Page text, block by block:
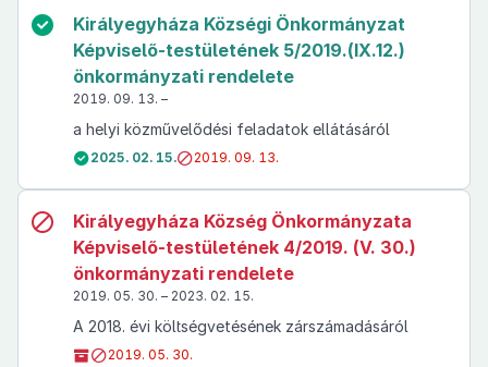
Királyegyháza Községi Önkormányzat
Képviselő-testületének 5/2019.(IX.12.)
önkormányzati rendelete
2019. 09. 13. –
a helyi közművelődési feladatok ellátásáról
2025. 02. 15. 2019. 09. 13.
Királyegyháza Község Önkormányzata
Képviselő-testületének 4/2019. (V. 30.)
önkormányzati rendelete
2019. 05. 30. – 2023. 02. 15.
A 2018. évi költségvetésének zárszámadásáról
2019. 05. 30.